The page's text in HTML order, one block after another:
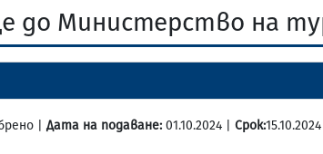
до Министерство на
| Дата на подаване: 01.10.2024 | Срок:15.10.2024